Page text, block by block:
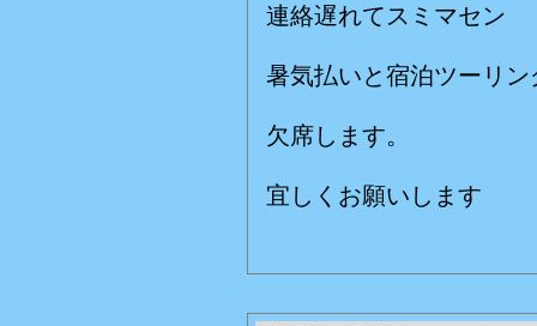
連絡遅れてスミマセン
暑気払いと宿泊ツーリン
欠席します。
宜しくお願いします